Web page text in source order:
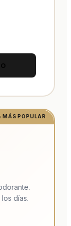
MÁS POPULAR
días.